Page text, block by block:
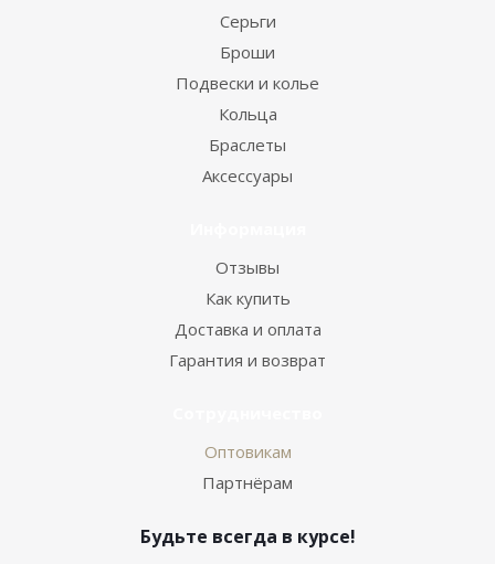
Серьги
Броши
Подвески и колье
Кольца
Браслеты
Аксессуары
Отзывы
Как купить
Доставка и оплата
Гарантия и возврат
Оптовикам
Партнёрам
Будьте всегда в курсе!